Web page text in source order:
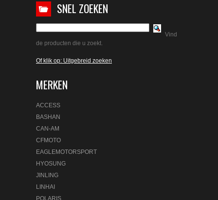
SNEL ZOEKEN
Vind
de producten die u zoekt.
Of klik op: Uitgebreid zoeken
MERKEN
ACCESS
BASHAN
CAN-AM
CFMOTO
EAGLEMOTORSPORT
HYOSUNG
JINLING
LINHAI
POLARIS